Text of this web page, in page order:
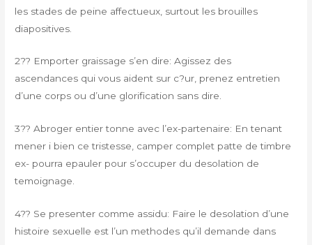
les stades de peine affectueux, surtout les brouilles
diapositives.
2?? Emporter graissage s’en dire: Agissez des
ascendances qui vous aident sur c?ur, prenez entretien
d’une corps ou d’une glorification sans dire.
3?? Abroger entier tonne avec l’ex-partenaire: En tenant
mener i bien ce tristesse, camper complet patte de timbre
ex- pourra epauler pour s’occuper du desolation de
temoignage.
4?? Se presenter comme assidu: Faire le desolation d’une
histoire sexuelle est l’un methodes qu’il demande dans